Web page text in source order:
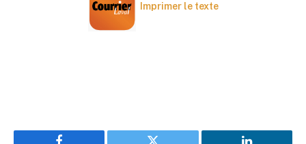
Imprimer le texte